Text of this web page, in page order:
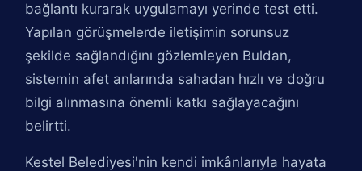
bağlantı kurarak uygulamayı yerinde test etti.
Yapılan görüşmelerde iletişimin sorunsuz
şekilde sağlandığını gözlemleyen Buldan,
sistemin afet anlarında sahadan hızlı ve doğru
bilgi alınmasına önemli katkı sağlayacağını
belirtti.
Kestel Belediyesi'nin kendi imkânlarıyla hayata